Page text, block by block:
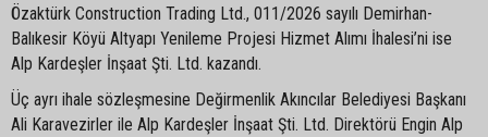
Özaktürk Construction Trading Ltd., 011/2026 sayılı Demirhan-
Balıkesir Köyü Altyapı Yenileme Projesi Hizmet Alımı İhalesi’ni ise
Alp Kardeşler İnşaat Şti. Ltd. kazandı.
Üç ayrı ihale sözleşmesine Değirmenlik Akıncılar Belediyesi Başkanı
Ali Karavezirler ile Alp Kardeşler İnşaat Şti. Ltd. Direktörü Engin Alp